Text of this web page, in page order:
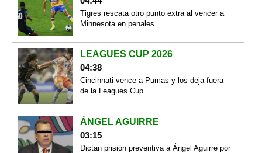
Tigres rescata otro punto extra al vencer a
Minnesota en penales
LEAGUES CUP 2026
04:38
Cincinnati vence a Pumas y los deja fuera
de la Leagues Cup
ÁNGEL AGUIRRE
03:15
Dictan prisión preventiva a Ángel Aguirre por